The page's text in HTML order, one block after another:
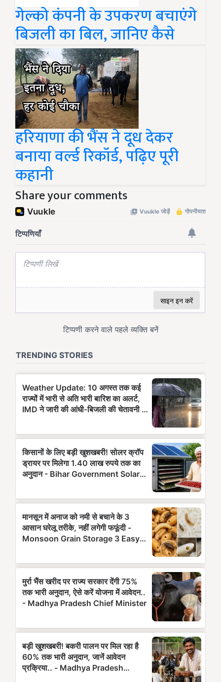
गेल्को कंपनी के उपकरण बचाएंगे
बिजली का बिल, जानिए कैसे
हरियाणा की भैंस ने दूध देकर
बनाया वर्ल्‍ड रिकॉर्ड, पढ़िए पूरी
कहानी
Share your comments